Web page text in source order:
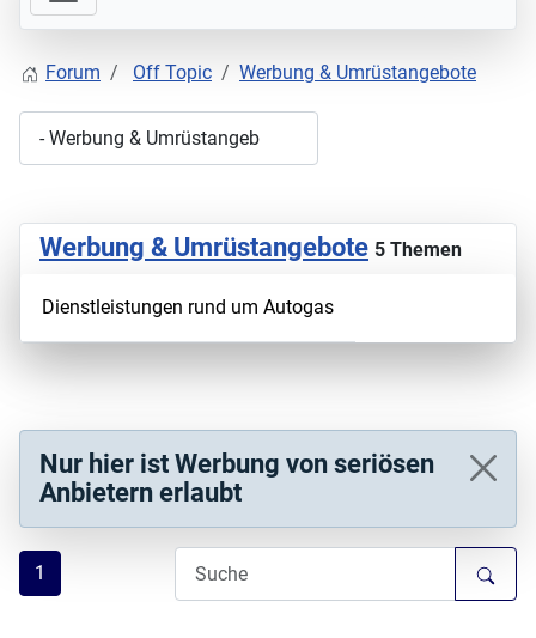
Forum Off Topic Werbung & Umrüstangebote
Werbung & Umrüstangebote 5 Themen
Dienstleistungen rund um Autogas
Nur hier ist Werbung von seriösen
Anbietern erlaubt
1